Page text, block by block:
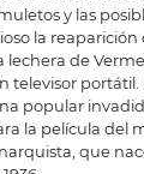
y las
la
lechera de
televisor
popular
la película del
que